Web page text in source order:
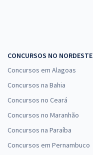
CONCURSOS NO NORDESTE
Concursos em Alagoas
Concursos na Bahia
Concursos no Ceará
Concursos no Maranhão
Concursos na Paraíba
Concursos em Pernambuco